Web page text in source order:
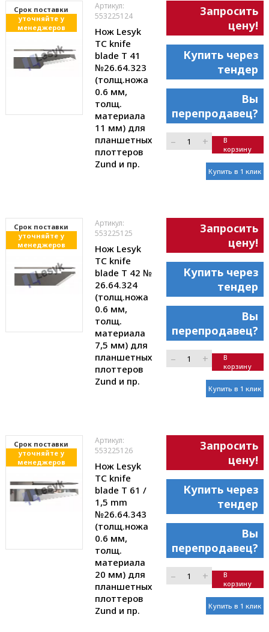
Cрок поставки
уточняйте у
менеджеров
Артикул:
553225124
Нож Lesyk
TC knife
blade T 41
№26.64.323
(толщ.ножа
0.6 мм,
толщ.
материала
11 мм) для
планшетных
плоттеров
Zund и пр.
Запросить
цену!
Купить через
тендер
Вы
перепродавец?
– +
В
корзину
Купить в 1 клик
Cрок поставки
уточняйте у
менеджеров
Артикул:
553225125
Нож Lesyk
TC knife
blade T 42 №
26.64.324
(толщ.ножа
0.6 мм,
толщ.
материала
7,5 мм) для
планшетных
плоттеров
Zund и пр.
Запросить
цену!
Купить через
тендер
Вы
перепродавец?
– +
В
корзину
Купить в 1 клик
Cрок поставки
уточняйте у
менеджеров
Артикул:
553225126
Нож Lesyk
TC knife
blade T 61 /
1,5 mm
№26.64.343
(толщ.ножа
0.6 мм,
толщ.
материала
20 мм) для
планшетных
плоттеров
Zund и пр.
Запросить
цену!
Купить через
тендер
Вы
перепродавец?
– +
В
корзину
Купить в 1 клик